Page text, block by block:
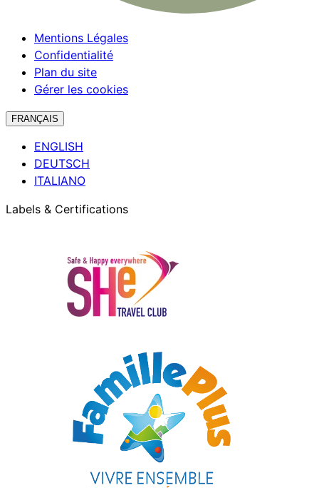
Mentions Légales
Confidentialité
Plan du site
Gérer les cookies
FRANÇAIS
ENGLISH
DEUTSCH
ITALIANO
Labels & Certifications